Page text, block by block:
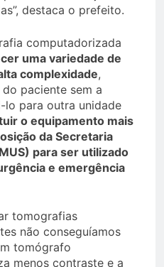
destaca o prefeito.
computadorizada
uma variedade de
complexidade,
paciente sem a
lo para outra unidade
o equipamento mais
da Secretaria
para ser utilizado
e emergência
tomografias
não conseguíamos
tomógrafo
menos contraste e a